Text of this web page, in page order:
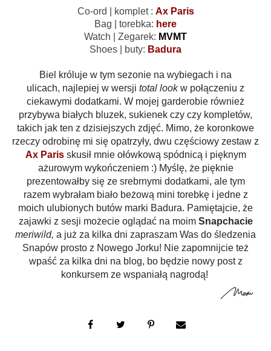
Co-ord | komplet : Ax Paris
Bag | torebka: here
Watch | Zegarek: MVMT
Shoes | buty: Badura
Biel króluje w tym sezonie na wybiegach i na
ulicach, najlepiej w wersji total lookw połączeniu z
ciekawymi dodatkami. W mojej garderobie również
przybywa białych bluzek, sukienek czy czy kompletów,
takich jak ten z dzisiejszych zdjęć. Mimo, że koronkowe
rzeczy odrobinę mi się opatrzyły, dwu częściowy zestaw z
Ax Parisskusił mnie ołówkową spódnicą i pięknym
ażurowym wykończeniem :) Myślę, że pięknie
prezentowałby się ze srebrnymi dodatkami, ale tym
razem wybrałam biało beżową mini torebkę i jedne z
moich ulubionych butów marki Badura. Pamiętajcie, że
zajawki z sesji możecie oglądać na moim Snapchacie
meriwild, a już za kilka dni zapraszam Was do śledzenia
Snapów prosto z Nowego Jorku! Nie zapomnijcie też
wpaść za kilka dni na blog, bo będzie nowy post z
konkursem ze wspaniałą nagrodą!